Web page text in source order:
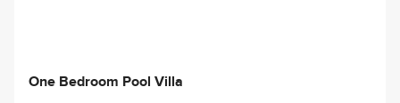
One Bedroom Pool Villa